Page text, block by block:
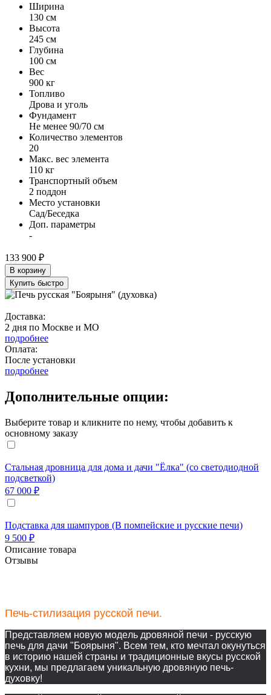
Ширина
130 см
Высота
245 см
Глубина
100 см
Вес
900 кг
Топливо
Дрова и уголь
Фундамент
Не менее 90/70 см
Количество элементов
20
Макс. вес элемента
110 кг
Транспортный объем
2 поддон
Место установки
Сад/Беседка
Доп. параметры
-
133 900 ₽
В корзину
Купить быстро
Доставка:
2 дня по Москве и МО
подробнее
Оплата:
После установки
подробнее
Дополнительные опции:
Выберите товар и кликните по нему, чтобы добавить к
основному заказу
Стальная дровница для дома и дачи "Ёлка" (со светодиодной
подсветкой)
67 000 ₽
Подставка для шампуров (В помпейские и русские печи)
9 500 ₽
Описание товара
Отзывы
Печь-стилизация русской печи.
Представляем новую модель дровяной печи - русскую
печь для дачи "Боярыня". Всем тем, кто мечтал окунуться
в историю нашей страны и традиционные вкусы русской
кухни, мы предлагаем уникальную дровяную печь-
духовку!